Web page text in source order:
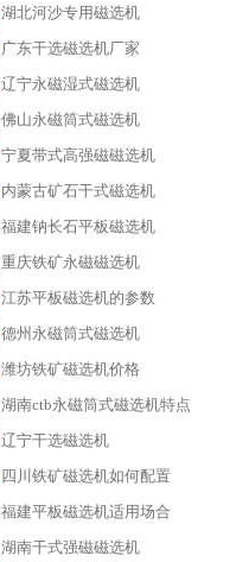
湖北河沙专用磁选机
广东干选磁选机厂家
辽宁永磁湿式磁选机
佛山永磁筒式磁选机
宁夏带式高强磁磁选机
内蒙古矿石干式磁选机
福建钠长石平板磁选机
重庆铁矿永磁磁选机
江苏平板磁选机的参数
德州永磁筒式磁选机
潍坊铁矿磁选机价格
湖南ctb永磁筒式磁选机特点
辽宁干选磁选机
四川铁矿磁选机如何配置
福建平板磁选机适用场合
湖南干式强磁磁选机